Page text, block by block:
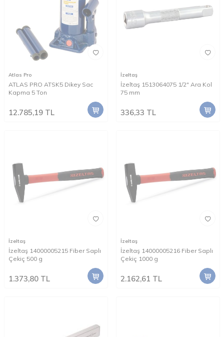
Atlas Pro
ATLAS PRO ATSK5 Dikey Sac
Kapma 5 Ton
12.785,19 TL
İzeltaş
İzeltaş 1513064075 1/2" Ara Kol
75 mm
336,33 TL
İzeltaş
İzeltaş 14000005215 Fiber Saplı
Çekiç 500 g
1.373,80 TL
İzeltaş
İzeltaş 14000005216 Fiber Saplı
Çekiç 1000 g
2.162,61 TL